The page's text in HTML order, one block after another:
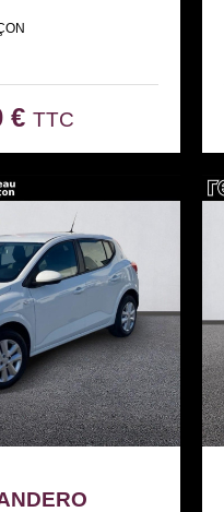
€ TTC